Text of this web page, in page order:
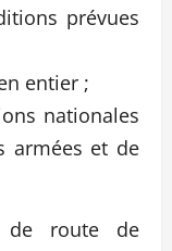
prévues
entier ;
nationales
armées et de
de route de